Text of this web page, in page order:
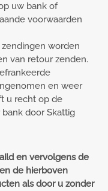
uw bank of
voorwaarden
worden
van retour zenden.
en weer
u recht op de
door Skattig
en vervolgens de
de hierboven
als door u zonder